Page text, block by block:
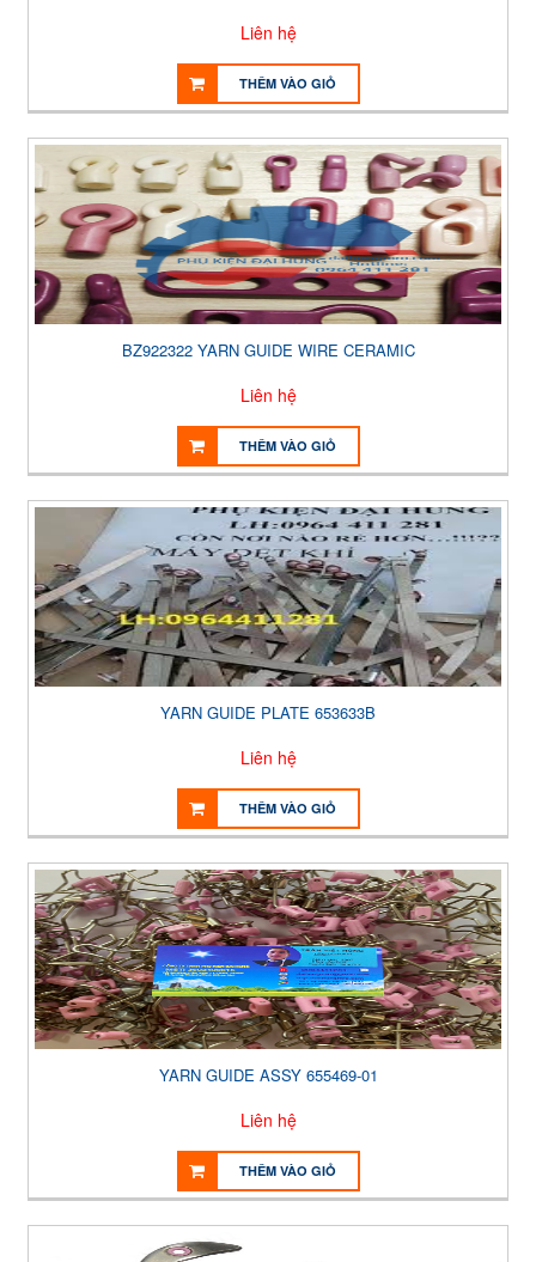
Liên hệ
THÊM VÀO GIỎ
BZ922322 YARN GUIDE WIRE CERAMIC
Liên hệ
THÊM VÀO GIỎ
YARN GUIDE PLATE 653633B
Liên hệ
THÊM VÀO GIỎ
YARN GUIDE ASSY 655469-01
Liên hệ
THÊM VÀO GIỎ